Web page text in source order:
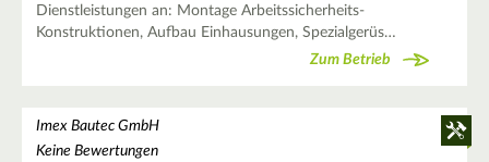
Dienstleistungen an: Montage Arbeitssicherheits-
Konstruktionen, Aufbau Einhausungen, Spezialgerüs…
Zum Betrieb
Imex Bautec GmbH
Keine Bewertungen